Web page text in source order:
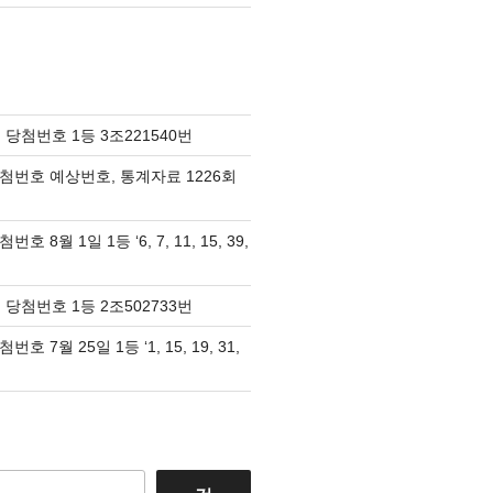
첨번호 1등 3조221540번
번호 예상번호, 통계자료 1226회
번호 8월 1일 1등 ‘6, 7, 11, 15, 39,
첨번호 1등 2조502733번
번호 7월 25일 1등 ‘1, 15, 19, 31,